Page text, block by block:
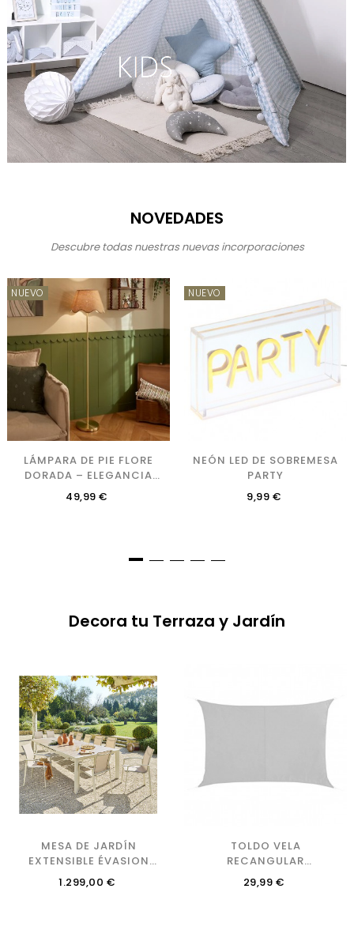
NOVEDADES
Descubre todas nuestras nuevas incorporaciones
NUEVO
LÁMPARA DE PIE FLORE
DORADA – ELEGANCIA
ONDULADA
Precio
49,99 €
NUEVO
NEÓN LED DE SOBREMESA
PARTY
Precio
9,99 €
Decora tu Terraza y Jardín
MESA DE JARDÍN
EXTENSIBLE ÉVASION
EFECTO MADERA LINO Y...
Precio
1.299,00 €
TOLDO VELA
RECANGULAR
BLANCA2X3
Precio
29,99 €